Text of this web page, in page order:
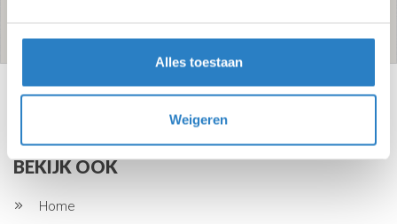
Alles toestaan
Weigeren
BEKIJK OOK
Home